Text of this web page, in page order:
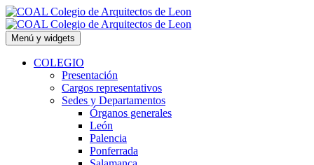
Saltar
al
contenido
Menú y widgets
COLEGIO
Presentación
Cargos representativos
Sedes y Departamentos
Órganos generales
León
Palencia
Ponferrada